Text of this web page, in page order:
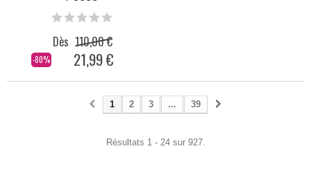
-80%
Dès 110,00 €
21,99 €
1 2 3 ... 39
Résultats 1 - 24 sur 927.